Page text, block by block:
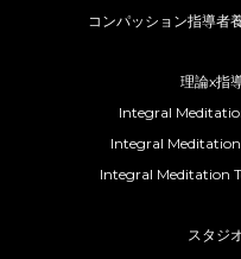
コンパッション指導者
理論x指
Integral
Integral
Integral Meditation
スタジ